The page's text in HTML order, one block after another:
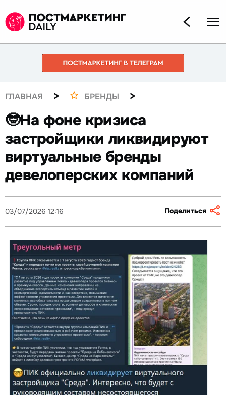
ГЛАВНАЯ > БРЕНДЫ >
🤓На фоне кризиса
застройщики ликвидируют
виртуальные бренды
девелоперских компаний
03/07/2026 12:16 Поделиться